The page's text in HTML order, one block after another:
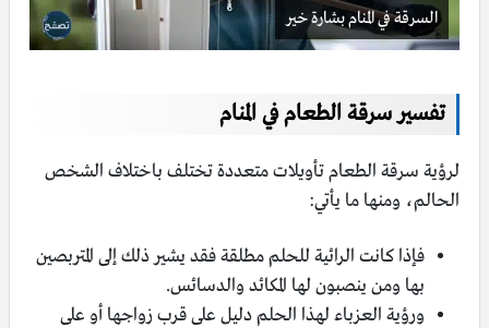
السرقة في المنام بشارة خير
تفسير سرقة الطعام في المنام
لرؤية سرقة الطعام تأويلات متعددة تختلف باختلاف الشخص
الحالم، ومنها ما يأتي:
فإذا كانت الرائية للحلم مطلقة فقد يشير ذلك إلى المتربصين
بها ومن ينصبون لها المكائد والدسائس.
ورؤية العزباء لهذا الحلم دليل على قرب زواجها أو على